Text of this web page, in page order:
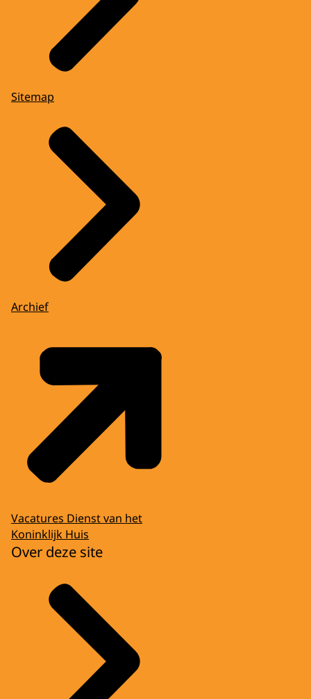
Sitemap
Archief
Vacatures Dienst van het
Koninklijk Huis
Over deze site